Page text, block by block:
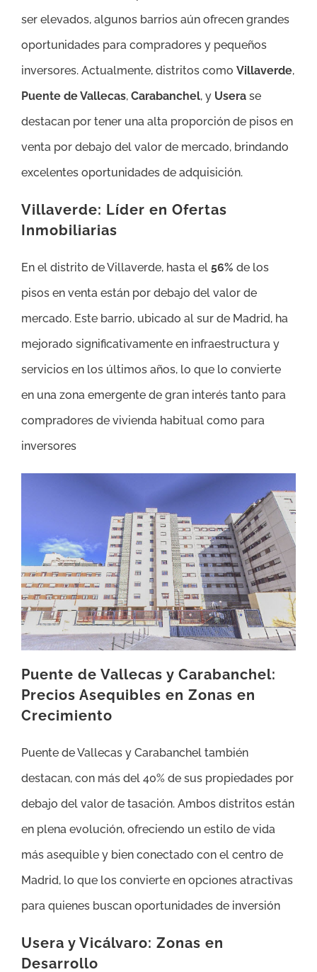
ser elevados, algunos barrios aún ofrecen grandes
oportunidades para compradores y pequeños
inversores. Actualmente, distritos como Villaverde,
Puente de Vallecas, Carabanchel, y Usera se
destacan por tener una alta proporción de pisos en
venta por debajo del valor de mercado, brindando
excelentes oportunidades de adquisición.
Villaverde: Líder en Ofertas
Inmobiliarias
En el distrito de Villaverde, hasta el 56% de los
pisos en venta están por debajo del valor de
mercado. Este barrio, ubicado al sur de Madrid, ha
mejorado significativamente en infraestructura y
servicios en los últimos años, lo que lo convierte
en una zona emergente de gran interés tanto para
compradores de vivienda habitual como para
inversores​
Puente de Vallecas y Carabanchel:
Precios Asequibles en Zonas en
Crecimiento
Puente de Vallecas y Carabanchel también
destacan, con más del 40% de sus propiedades por
debajo del valor de tasación. Ambos distritos están
en plena evolución, ofreciendo un estilo de vida
más asequible y bien conectado con el centro de
Madrid, lo que los convierte en opciones atractivas
para quienes buscan oportunidades de inversión​
Usera y Vicálvaro: Zonas en
Desarrollo